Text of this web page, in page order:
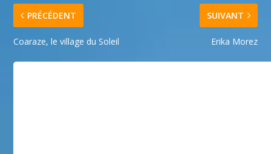
PRÉCÉDENT
Coaraze, le village du Soleil
SUIVANT
Erika Morez